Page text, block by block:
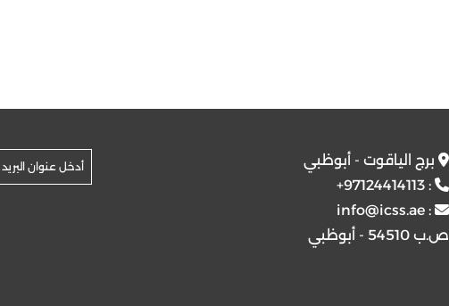
برج الياقوت - أبوظبي
:
+97124414113
:
info@icss.ae
ص.ب 54510 - أبوظبي